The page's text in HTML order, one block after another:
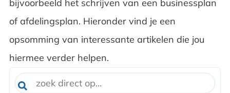
bijvoorbeeld het schrijven van een businessplan
of afdelingsplan. Hieronder vind je een
opsomming van interessante artikelen die jou
hiermee verder helpen.